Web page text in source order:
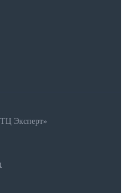
Эксперт»